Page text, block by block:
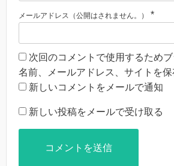
メールアドレス（公開はされません。） *
次回のコメントで使用するため
名前、メールアドレス、サイトを保
新しいコメントをメールで通知
新しい投稿をメールで受け取る